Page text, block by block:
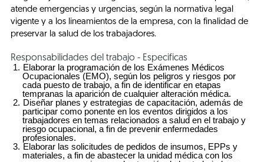
atende emergencias y urgencias, según la normativa legal
vigente y a los lineamientos de la empresa, con la finalidad de
preservar la salud de los trabajadores.
Responsabilidades del trabajo - Especificas
Elaborar la programación de los Exámenes Médicos
Ocupacionales (EMO), según los peligros y riesgos por
cada puesto de trabajo, a fin de identificar en etapas
tempranas la aparición de cualquier alteración médica.
Diseñar planes y estrategias de capacitación, además de
participar como ponente en los eventos dirigidos a los
trabajadores en temas relacionados a salud en el trabajo y
riesgo ocupacional, a fin de prevenir enfermedades
profesionales.
Elaborar las solicitudes de pedidos de insumos, EPPs y
materiales, a fin de abastecer la unidad médica con los